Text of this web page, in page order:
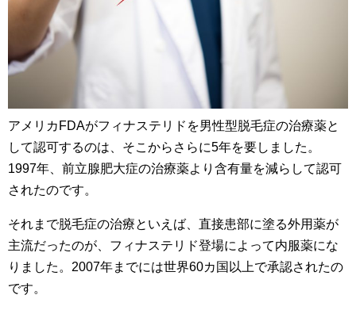
アメリカFDAがフィナステリドを男性型脱毛症の治療薬と
して認可するのは、そこからさらに5年を要しました。
1997年、前立腺肥大症の治療薬より含有量を減らして認可
されたのです。
それまで脱毛症の治療といえば、直接患部に塗る外用薬が
主流だったのが、フィナステリド登場によって内服薬にな
りました。2007年までには世界60カ国以上で承認されたの
です。